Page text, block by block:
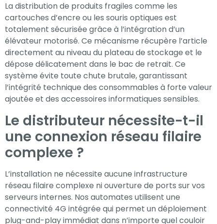
La distribution de produits fragiles comme les
cartouches d’encre ou les souris optiques est
totalement sécurisée grâce à l’intégration d’un
élévateur motorisé. Ce mécanisme récupère l’article
directement au niveau du plateau de stockage et le
dépose délicatement dans le bac de retrait. Ce
système évite toute chute brutale, garantissant
l’intégrité technique des consommables à forte valeur
ajoutée et des accessoires informatiques sensibles.
Le distributeur nécessite-t-il
une connexion réseau filaire
complexe ?
L’installation ne nécessite aucune infrastructure
réseau filaire complexe ni ouverture de ports sur vos
serveurs internes. Nos automates utilisent une
connectivité 4G intégrée qui permet un déploiement
plug-and-play immédiat dans n’importe quel couloir